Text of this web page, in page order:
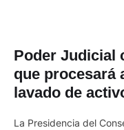
Poder Judicial
que procesará
lavado de
La Presidencia del